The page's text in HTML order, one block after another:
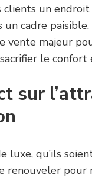
clients un
un cadre
vente majeur
le confort
sur
luxe, qu’ils
renouveler pour